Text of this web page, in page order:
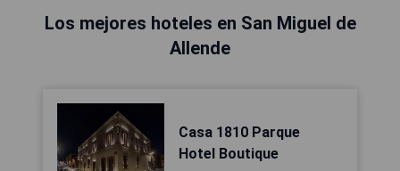
Los mejores hoteles en San Miguel de
Allende
Casa 1810 Parque
Hotel Boutique